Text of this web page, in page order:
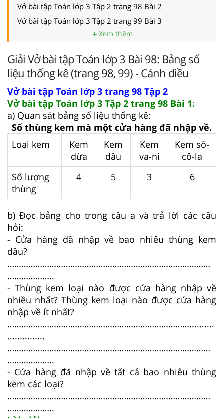
Vở bài tập Toán lớp 3 Tập 2 trang 98 Bài 2
Vở bài tập Toán lớp 3 Tập 2 trang 99 Bài 3
Xem thêm
Giải Vở bài tập Toán lớp 3 Bài 98: Bảng số
liệu thống kê (trang 98, 99) - Cánh diều
Vở bài tập Toán lớp 3 trang 98 Tập 2
Vở bài tập Toán lớp 3 Tập 2 trang 98 Bài 1:
a) Quan sát bảng số liệu thống kê:
Số thùng kem mà một cửa hàng đã nhập về.
Loại kem
Kem
dừa
Kem
dâu
Kem
va-ni
Kem sô-
cô-la
Số lượng
thùng
4 5 3 6
b) Đọc bảng cho trong câu a và trả lời các câu
hỏi:
- Cửa hàng đã nhập về bao nhiêu thùng kem
dâu?
……………………………………………………………………………
………………..
- Thùng kem loại nào được cửa hàng nhập về
nhiều nhất? Thùng kem loại nào được cửa hàng
nhập về ít nhất?
……………………………………………………………………..........
...............
……………………………………………………………………………
………………..
- Cửa hàng đã nhập về tất cả bao nhiêu thùng
kem các loại?
……………………………………………………………………………
………………..